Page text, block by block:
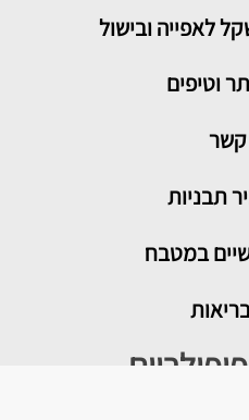
לאפייה ובישול
וטיפים
קשר
תבניות
במטבח